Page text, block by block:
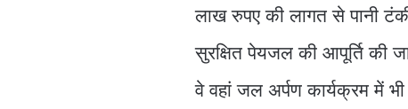
लाख रुपए की लागत से पानी
सुरक्षित पेयजल की आपूर्ति की
वे वहां जल अर्पण कार्यक्रम में